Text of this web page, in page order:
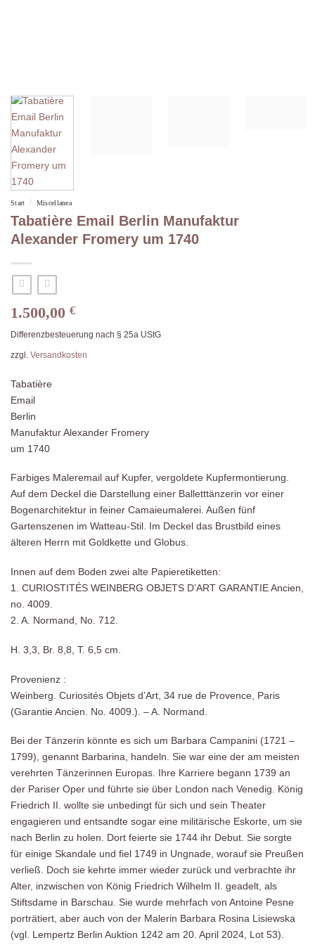
Start / Miscellanea
Tabatière Email Berlin Manufaktur
Alexander Fromery um 1740
1.500,00 €
Differenzbesteuerung nach § 25a UStG
zzgl. Versandkosten
Tabatière
Email
Berlin
Manufaktur Alexander Fromery
um 1740
Farbiges Maleremail auf Kupfer, vergoldete Kupfermontierung.
Auf dem Deckel die Darstellung einer Balletttänzerin vor einer
Bogenarchitektur in feiner Camaieumalerei. Außen fünf
Gartenszenen im Watteau-Stil. Im Deckel das Brustbild eines
älteren Herrn mit Goldkette und Globus.
Innen auf dem Boden zwei alte Papieretiketten:
1. CURIOSTITÉS WEINBERG OBJETS D’ART GARANTIE Ancien,
no. 4009.
2. A. Normand, No. 712.
H. 3,3, Br. 8,8, T. 6,5 cm.
Provenienz :
Weinberg. Curiosités Objets d’Art, 34 rue de Provence, Paris
(Garantie Ancien. No. 4009.). – A. Normand.
Bei der Tänzerin könnte es sich um Barbara Campanini (1721 –
1799), genannt Barbarina, handeln. Sie war eine der am meisten
verehrten Tänzerinnen Europas. Ihre Karriere begann 1739 an
der Pariser Oper und führte sie über London nach Venedig. König
Friedrich II. wollte sie unbedingt für sich und sein Theater
engagieren und entsandte sogar eine militärische Eskorte, um sie
nach Berlin zu holen. Dort feierte sie 1744 ihr Debut. Sie sorgte
für einige Skandale und fiel 1749 in Ungnade, worauf sie Preußen
verließ. Doch sie kehrte immer wieder zurück und verbrachte ihr
Alter, inzwischen von König Friedrich Wilhelm II. geadelt, als
Stiftsdame in Barschau. Sie wurde mehrfach von Antoine Pesne
porträtiert, aber auch von der Malerin Barbara Rosina Lisiewska
(vgl. Lempertz Berlin Auktion 1242 am 20. April 2024, Lot 53).